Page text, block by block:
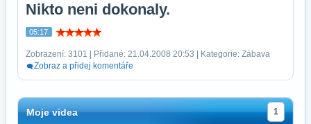
Nikto neni dokonaly.
05:17
Zobrazení: 3101 | Přidané: 21.04.2008 20:53 | Kategorie: Zábava
Zobraz a přidej komentáře
Moje videa 1